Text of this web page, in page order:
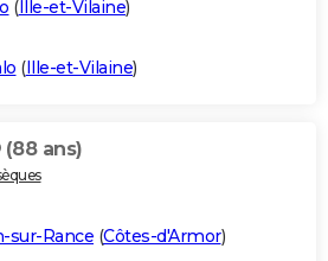
(Ille-et-Vilaine)
(Ille-et-Vilaine)
(88 ans)
sur-Rance (Côtes-d'Armor)